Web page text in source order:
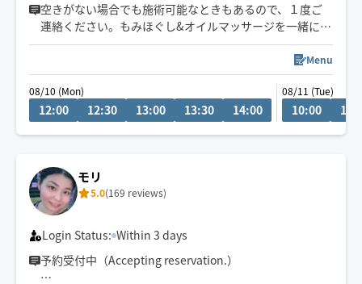
空きがない場合でも施術可能なときもあるので、１度ご
連絡ください。もみほぐし&オイルマッサージを一緒にさ
れるとコリも浮腫みもとれてスッキリするのでオススメ
ですよ～(^-^)/１人１人に寄り添う施術を心掛けていま
す。宜しくお願いいたします！県外の方は高速代別途い
ただいております。新規のお客様は県内最終受付22時、
県外21時まで。リピート様はなるべくご希望沿えるよう
Menu
08/10 (Mon)
12:00 12:30 13:00 13:30 14:00
08/11 (Tue)
10:00
モリ
5.0(169 reviews)
Login Status: Within 3 days
予約受付中（Accepting reservation.）